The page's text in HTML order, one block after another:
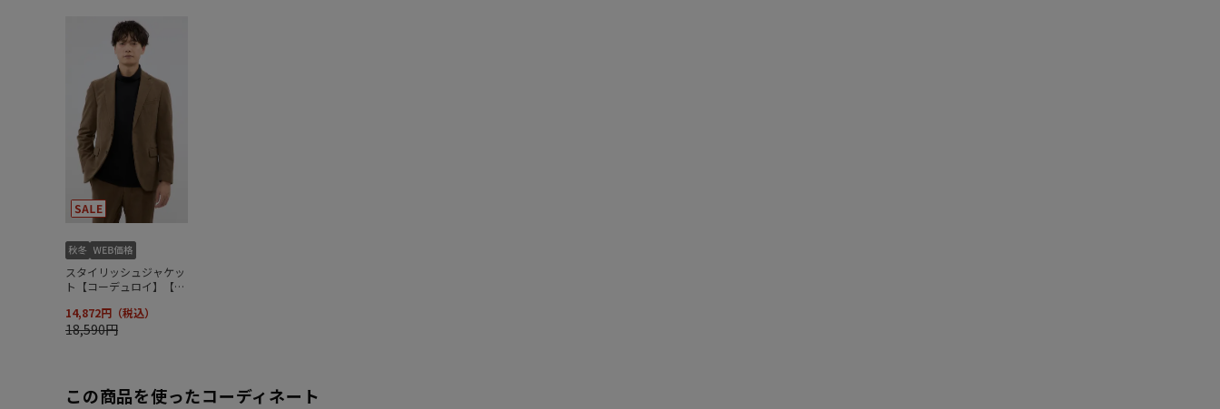
この商品を使ったコーディネート